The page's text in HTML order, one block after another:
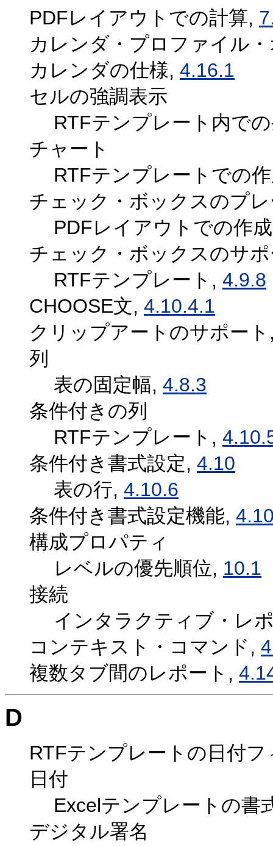
PDFレイアウトでの計算,
カレンダ・プロファイル
カレンダの仕様, 4.16.1
セルの強調表示
RTFテンプレート内で
チャート
RTFテンプレートでの
チェック・ボックスのプ
PDFレイアウトでの作
チェック・ボックスのサ
RTFテンプレート, 4.9.8
CHOOSE文, 4.10.4.1
クリップアートのサポー
列
表の固定幅, 4.8.3
条件付きの列
RTFテンプレート,
条件付き書式設定, 4.10
表の行, 4.10.6
条件付き書式設定機能,
構成プロパティ
レベルの優先順位, 10.1
接続
インタラクティブ・レ
コンテキスト・コマンド,
複数タブ間のレポート,
D
RTFテンプレートの日付
日付
Excelテンプレートの書
デジタル署名